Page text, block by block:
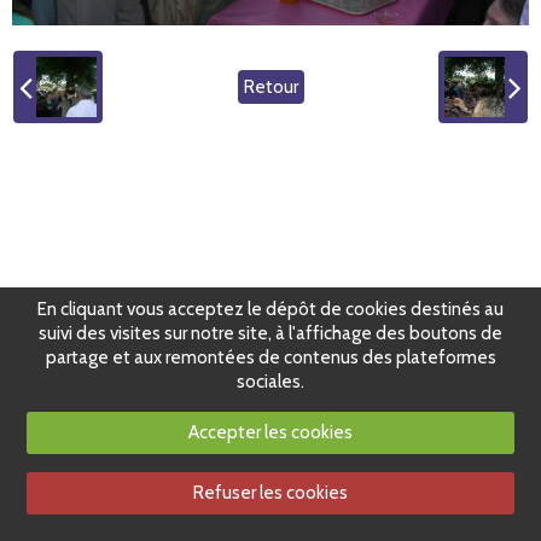
Retour
En cliquant vous acceptez le dépôt de cookies destinés au
suivi des visites sur notre site, à l'affichage des boutons de
partage et aux remontées de contenus des plateformes
sociales.
Accepter les cookies
Refuser les cookies